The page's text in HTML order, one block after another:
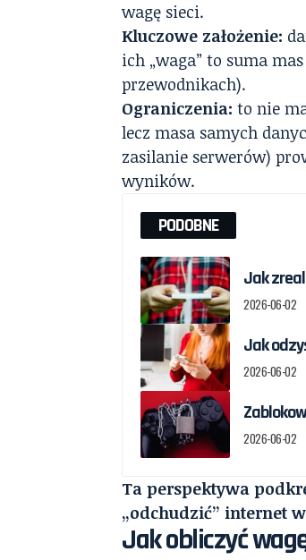
wagę sieci.
Kluczowe założenie:
ich „waga” to suma
przewodnikach).
Ograniczenia: to nie
lecz masa samych
zasilanie serwerów)
wyników.
PODOBNE
Jak
2026-06-02
Jak
2026-06-02
2026-06-02
Ta perspektywa
„odchudzić” internet
Jak obliczyć